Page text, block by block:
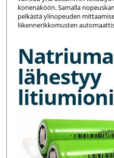
konenäköön. Samalla
pelkästä ylinopeuden
liikennerikkomusten
lähestyy